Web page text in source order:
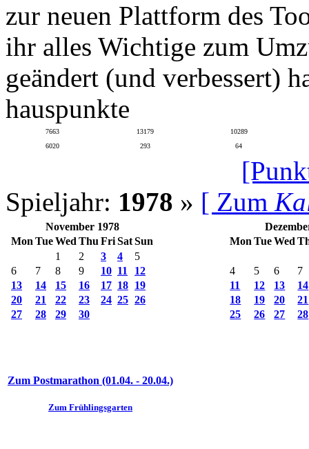
zur neuen Plattform des
ihr alles Wichtige zum
geändert (und verbessert)
hauspunkte
7663 13179
10289
6020
293 64
Spieljahr: 1978 » [ Zum
November 1978
Mon TueWed Thu FriSatSun
1
2 3 4
5
6
7 8 9 10 11
12
13
14 15 16 17 18 19
20
21 22 23 24 25 26
27
28 29 30
Mon TueWed
4 5 6
7
11
12 13
14
18
19 20
21
25
26 27 28
Zum Postmarathon (01.04. - 20.04.)
Zum Frühlingsgarten